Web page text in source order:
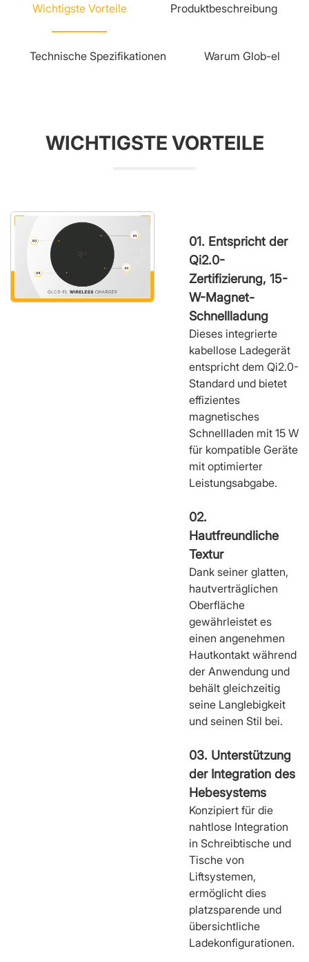
Wichtigste Vorteile Produktbeschreibung
Technische Spezifikationen Warum Glob-el
WICHTIGSTE VORTEILE
01. Entspricht der
Qi2.0-
Zertifizierung, 15-
W-Magnet-
Schnellladung
Dieses integrierte
kabellose Ladegerät
entspricht dem Qi2.0-
Standard und bietet
effizientes
magnetisches
Schnellladen mit 15 W
für kompatible Geräte
mit optimierter
Leistungsabgabe.
02.
Hautfreundliche
Textur
Dank seiner glatten,
hautverträglichen
Oberfläche
gewährleistet es
einen angenehmen
Hautkontakt während
der Anwendung und
behält gleichzeitig
seine Langlebigkeit
und seinen Stil bei.
03. Unterstützung
der Integration des
Hebesystems
Konzipiert für die
nahtlose Integration
in Schreibtische und
Tische von
Liftsystemen,
ermöglicht dies
platzsparende und
übersichtliche
Ladekonfigurationen.